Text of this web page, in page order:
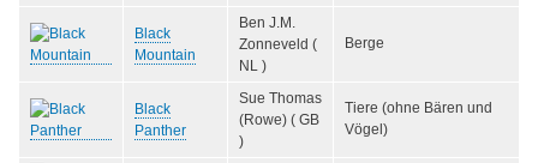
Black
Mountain
Ben J.M.
Zonneveld (
NL )
Berge
Black
Panther
Sue Thomas
(Rowe) ( GB
)
Tiere (ohne Bären und
Vögel)